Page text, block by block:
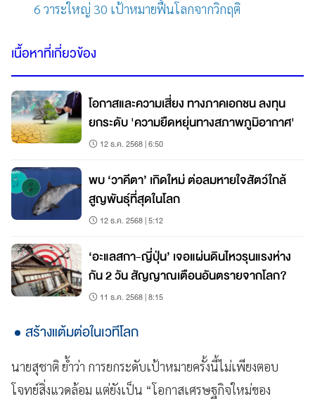
6 วาระใหญ่ 30 เป้าหมายฟื้นโลกจากวิกฤติ
เนื้อหาที่เกี่ยวข้อง
โอกาสและความเสี่ยง ทางภาคเอกชน ลงทุน
ยกระดับ 'ความยืดหยุ่นทางสภาพภูมิอากาศ'
12 ธ.ค. 2568 | 6:50
พบ ‘วาคีตา’ เกิดใหม่ ต่อลมหายใจสัตว์ใกล้
สูญพันธุ์ที่สุดในโลก
12 ธ.ค. 2568 | 5:12
‘อะแลสกา-ญี่ปุ่น’ เจอแผ่นดินไหวรุนแรงห่าง
กัน 2 วัน สัญญาณเตือนอันตรายจากโลก?
11 ธ.ค. 2568 | 8:15
สร้างแต้มต่อในเวทีโลก
นายสุชาติ ย้ำว่า การยกระดับเป้าหมายครั้งนี้ไม่เพียงตอบ
โจทย์สิ่งแวดล้อม แต่ยังเป็น “โอกาสเศรษฐกิจใหม่ของ